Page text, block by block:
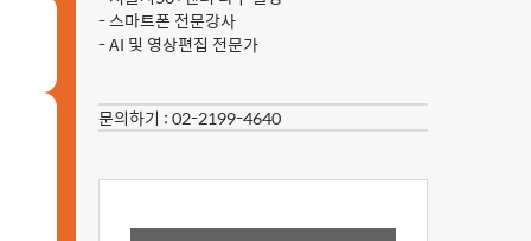
- 스마트폰 전문강사
- AI 및 영상편집 전문가
문의하기 :02-2199-4640